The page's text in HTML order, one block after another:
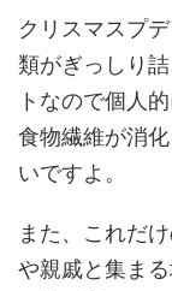
クリスマスプ
類がぎっしり
トなので個人
食物繊維が消
いですよ。
また、これだ
や親戚と集ま